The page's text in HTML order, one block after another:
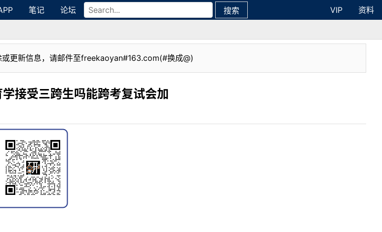
笔记 论坛 搜索 VIP
资料
或更新信息，请邮件至freekaoyan#163.com(#换成@)
接受三跨生吗能跨考复试会加